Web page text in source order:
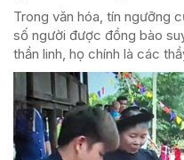
Trong văn hóa, tín ngưỡng
số người được đồng bào
thần linh, họ chính là các